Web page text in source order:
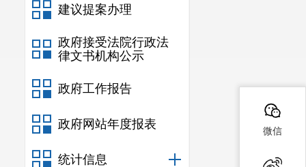
建议提案办理
政府接受法院行政法
律文书机构公示
政府工作报告
政府网站年度报表
统计信息
微信